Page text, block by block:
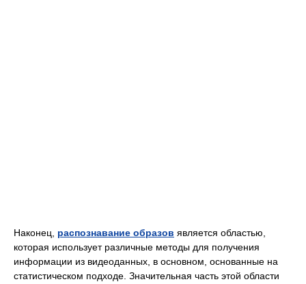
Наконец, распознавание образов является областью,
которая использует различные методы для получения
информации из видеоданных, в основном, основанные на
статистическом подходе. Значительная часть этой области